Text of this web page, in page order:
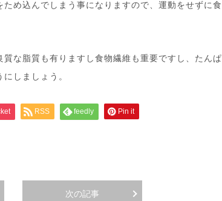
め込んでしまう事になりますので、運動をせずに食
な脂質も有りますし食物繊維も重要ですし、たんぱ
しましょう。
RSS feedly Pin it
次の記事